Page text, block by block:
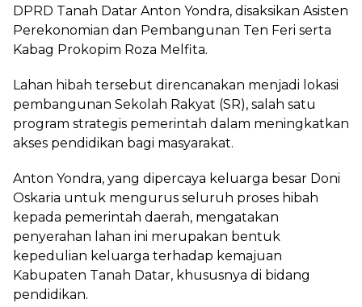
DPRD Tanah Datar Anton Yondra, disaksikan Asisten
Perekonomian dan Pembangunan Ten Feri serta
Kabag Prokopim Roza Melfita.
Lahan hibah tersebut direncanakan menjadi lokasi
pembangunan Sekolah Rakyat (SR), salah satu
program strategis pemerintah dalam meningkatkan
akses pendidikan bagi masyarakat.
Anton Yondra, yang dipercaya keluarga besar Doni
Oskaria untuk mengurus seluruh proses hibah
kepada pemerintah daerah, mengatakan
penyerahan lahan ini merupakan bentuk
kepedulian keluarga terhadap kemajuan
Kabupaten Tanah Datar, khususnya di bidang
pendidikan.